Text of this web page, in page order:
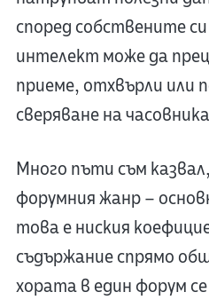
според собствените
интелект може да
приеме, отхвърли или
сверяване на
Много пъти съм
форумния жанр –
това е ниския
съдържание спрямо
хората в един форум